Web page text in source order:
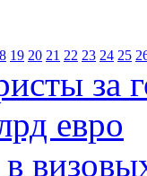
19 20 21 22 23 24 25
за
евро